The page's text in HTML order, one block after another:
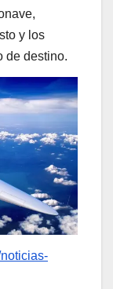
y los
de destino.